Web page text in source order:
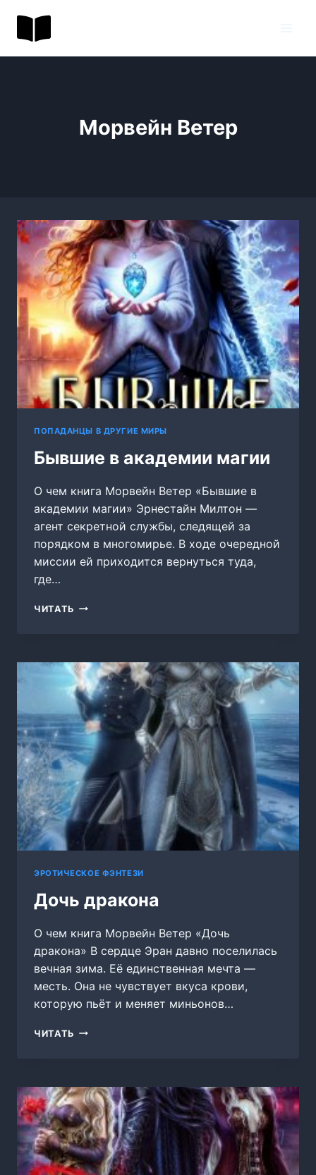
содержимому
Морвейн Ветер
ПОПАДАНЦЫ В ДРУГИЕ МИРЫ
Бывшие в академии магии
О чем книга Морвейн Ветер «Бывшие в
академии магии» Эрнестайн Милтон —
агент секретной службы, следящей за
порядком в многомирье. В ходе очередной
миссии ей приходится вернуться туда,
где…
ЧИТАТЬ БЫВШИЕ
ЭРОТИЧЕСКОЕ ФЭНТЕЗИ
Дочь дракона
О чем книга Морвейн Ветер «Дочь
дракона» В сердце Эран давно поселилась
вечная зима. Её единственная мечта —
месть. Она не чувствует вкуса крови,
которую пьёт и меняет миньонов…
ЧИТАТЬ ДОЧЬ